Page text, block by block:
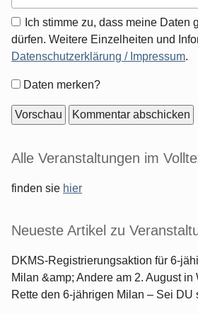
Ich stimme zu, dass meine Daten
dürfen. Weitere Einzelheiten und
Datenschutzerklärung / Impressum.
Formular-
Daten merken?
Seitenleiste
Alle Veranstaltungen im
finden sie hier
Neueste Artikel zu
DKMS-Registrierungsaktion für 6-
Milan &amp; Andere am 2. August in
Rette den 6-jährigen Milan – Sei DU